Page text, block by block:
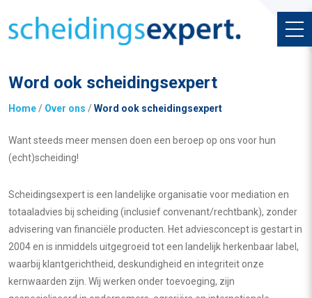
Word ook scheidingsexpert
Home / Over ons /Word ook scheidingsexpert
Want steeds meer mensen doen een beroep op ons voor hun
(echt)scheiding!
Scheidingsexpert is een landelijke organisatie voor mediation en
totaaladvies bij scheiding (inclusief convenant/rechtbank), zonder
advisering van financiële producten. Het adviesconcept is gestart in
2004 en is inmiddels uitgegroeid tot een landelijk herkenbaar label,
waarbij klantgerichtheid, deskundigheid en integriteit onze
kernwaarden zijn. Wij werken onder toevoeging, zijn